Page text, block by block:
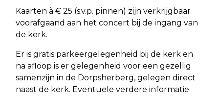
Kaarten à € 25 (s.v.p. pinnen) zijn verkrijgbaar
voorafgaand aan het concert bij de ingang van
de kerk.
Er is gratis parkeergelegenheid bij de kerk en
na afloop is er gelegenheid voor een gezellig
samenzijn in de Dorpsherberg, gelegen direct
naast de kerk. Eventuele verdere informatie